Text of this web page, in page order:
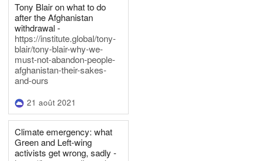
Tony Blair on what to do
after the Afghanistan
withdrawal -
https://institute.global/tony-
blair/tony-blair-why-we-
must-not-abandon-people-
afghanistan-their-sakes-
and-ours
21 août 2021
Climate emergency: what
Green and Left-wing
activists get wrong, sadly -